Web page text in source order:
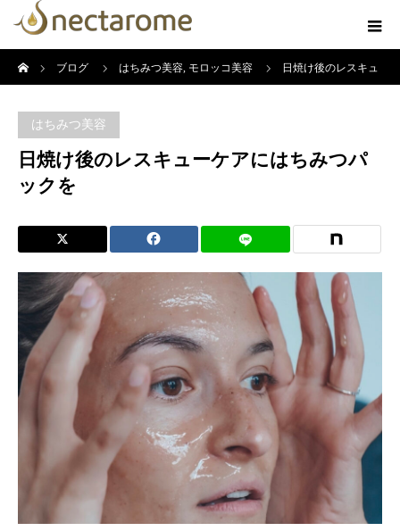
ブログ
はちみつ美容, モロッコ美容 日焼け後のレスキュ
はちみつ美容
日焼け後のレスキューケアにはちみつパ
ックを